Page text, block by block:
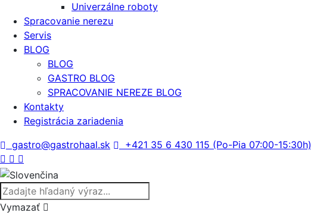
Univerzálne roboty
Spracovanie nerezu
Servis
BLOG
BLOG
GASTRO BLOG
SPRACOVANIE NEREZE BLOG
Kontakty
Registrácia zariadenia
gastro@gastrohaal.sk
+421 35 6 430 115 (Po-Pia 07:00-15:30h)
Vymazať